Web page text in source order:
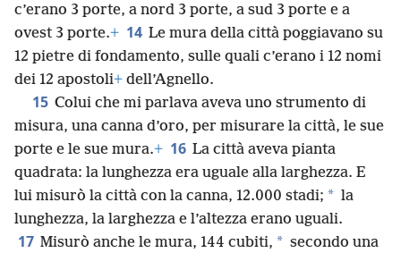
c’erano 3 porte, a nord 3 porte, a sud 3 porte e a
ovest 3 porte.+ 14 Le mura della città poggiavano su
12 pietre di fondamento, sulle quali c’erano i 12 nomi
dei 12 apostoli+ dell’Agnello.
15 Colui che mi parlava aveva uno strumento di
misura, una canna d’oro, per misurare la città, le sue
porte e le sue mura.+ 16 La città aveva pianta
quadrata: la lunghezza era uguale alla larghezza. E
lui misurò la città con la canna, 12.000 stadi; * la
lunghezza, la larghezza e l’altezza erano uguali.
17 Misurò anche le mura, 144 cubiti, * secondo una